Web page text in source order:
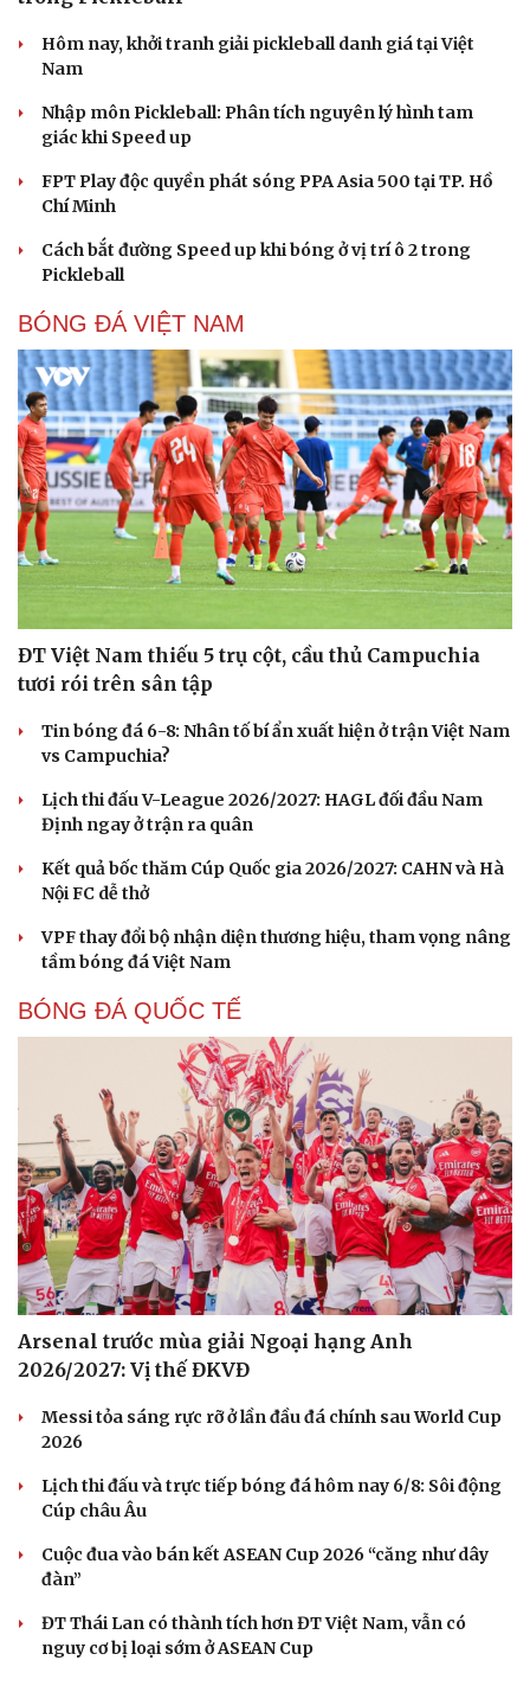
Hạt giống tâm hồn
Cải chính
Hôm nay, khởi tranh giải pickleball danh giá tại Việt
Nam
Nhập môn Pickleball: Phân tích nguyên lý hình tam
giác khi Speed up
FPT Play độc quyền phát sóng PPA Asia 500 tại TP. Hồ
Chí Minh
Cách bắt đường Speed up khi bóng ở vị trí ô 2 trong
Pickleball
BÓNG ĐÁ VIỆT NAM
ĐT Việt Nam thiếu 5 trụ cột, cầu thủ Campuchia
tươi rói trên sân tập
Tin bóng đá 6-8: Nhân tố bí ẩn xuất hiện ở trận Việt Nam
vs Campuchia?
Lịch thi đấu V-League 2026/2027: HAGL đối đầu Nam
Định ngay ở trận ra quân
Kết quả bốc thăm Cúp Quốc gia 2026/2027: CAHN và Hà
Nội FC dễ thở
VPF thay đổi bộ nhận diện thương hiệu, tham vọng nâng
tầm bóng đá Việt Nam
BÓNG ĐÁ QUỐC TẾ
Arsenal trước mùa giải Ngoại hạng Anh
2026/2027: Vị thế ĐKVĐ
Messi tỏa sáng rực rỡ ở lần đầu đá chính sau World Cup
2026
Lịch thi đấu và trực tiếp bóng đá hôm nay 6/8: Sôi động
Cúp châu Âu
Cuộc đua vào bán kết ASEAN Cup 2026 “căng như dây
đàn”
ĐT Thái Lan có thành tích hơn ĐT Việt Nam, vẫn có
nguy cơ bị loại sớm ở ASEAN Cup